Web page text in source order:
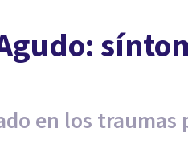
en los traumas